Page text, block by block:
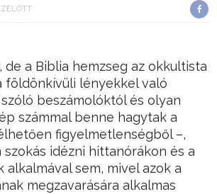
de a Biblia hemzseg az okkultista
lényekkel való
beszámolóktól és olyan
számmal benne hagytak a
figyelmetlenségből –,
idézni hittanórákon és a
alkalmával sem, mivel azok a
megzavarására alkalmas